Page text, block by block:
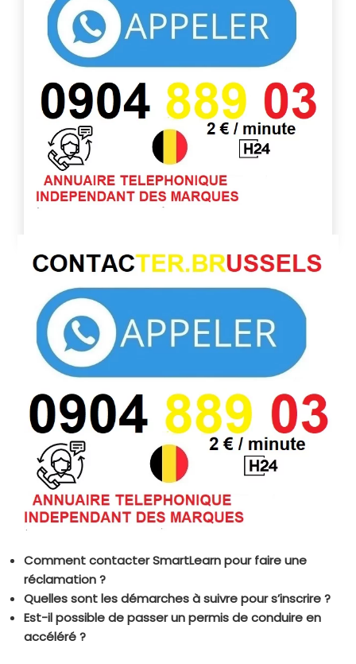
Comment contacter SmartLearn pour faire une
réclamation ?
Quelles sont les démarches à suivre pour s’inscrire ?
Est-il possible de passer un permis de conduire en
accéléré ?